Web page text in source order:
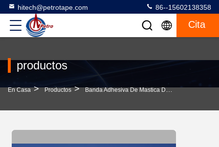
hitech@petrotape.com 86--15602138358
Cita
productos
En Casa > Productos > Banda Adhesiva De Mastica De Butilo >